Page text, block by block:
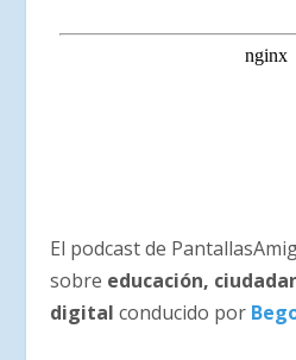
El podcast de
sobre educación,
digital conducido por